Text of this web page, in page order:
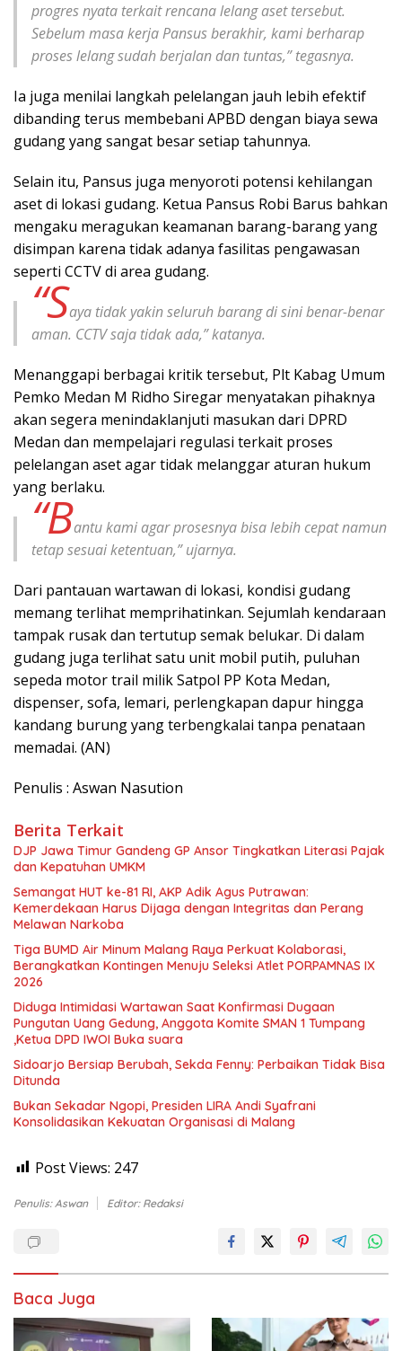
progres nyata terkait rencana lelang aset tersebut.
Sebelum masa kerja Pansus berakhir, kami berharap
proses lelang sudah berjalan dan tuntas,” tegasnya.
Ia juga menilai langkah pelelangan jauh lebih efektif
dibanding terus membebani APBD dengan biaya sewa
gudang yang sangat besar setiap tahunnya.
Selain itu, Pansus juga menyoroti potensi kehilangan
aset di lokasi gudang. Ketua Pansus Robi Barus bahkan
mengaku meragukan keamanan barang-barang yang
disimpan karena tidak adanya fasilitas pengawasan
seperti CCTV di area gudang.
“Saya tidak yakin seluruh barang di sini benar-benar
aman. CCTV saja tidak ada,” katanya.
Menanggapi berbagai kritik tersebut, Plt Kabag Umum
Pemko Medan M Ridho Siregar menyatakan pihaknya
akan segera menindaklanjuti masukan dari DPRD
Medan dan mempelajari regulasi terkait proses
pelelangan aset agar tidak melanggar aturan hukum
yang berlaku.
“Bantu kami agar prosesnya bisa lebih cepat namun
tetap sesuai ketentuan,” ujarnya.
Dari pantauan wartawan di lokasi, kondisi gudang
memang terlihat memprihatinkan. Sejumlah kendaraan
tampak rusak dan tertutup semak belukar. Di dalam
gudang juga terlihat satu unit mobil putih, puluhan
sepeda motor trail milik Satpol PP Kota Medan,
dispenser, sofa, lemari, perlengkapan dapur hingga
kandang burung yang terbengkalai tanpa penataan
memadai. (AN)
Penulis : Aswan Nasution
Berita Terkait
DJP Jawa Timur Gandeng GP Ansor Tingkatkan Literasi Pajak
dan Kepatuhan UMKM
Semangat HUT ke-81 RI, AKP Adik Agus Putrawan:
Kemerdekaan Harus Dijaga dengan Integritas dan Perang
Melawan Narkoba
Tiga BUMD Air Minum Malang Raya Perkuat Kolaborasi,
Berangkatkan Kontingen Menuju Seleksi Atlet PORPAMNAS IX
2026
Diduga Intimidasi Wartawan Saat Konfirmasi Dugaan
Pungutan Uang Gedung, Anggota Komite SMAN 1 Tumpang
,Ketua DPD IWOI Buka suara
Sidoarjo Bersiap Berubah, Sekda Fenny: Perbaikan Tidak Bisa
Ditunda
Bukan Sekadar Ngopi, Presiden LIRA Andi Syafrani
Konsolidasikan Kekuatan Organisasi di Malang
Post Views: 247
Penulis: Aswan Editor: Redaksi
Baca Juga